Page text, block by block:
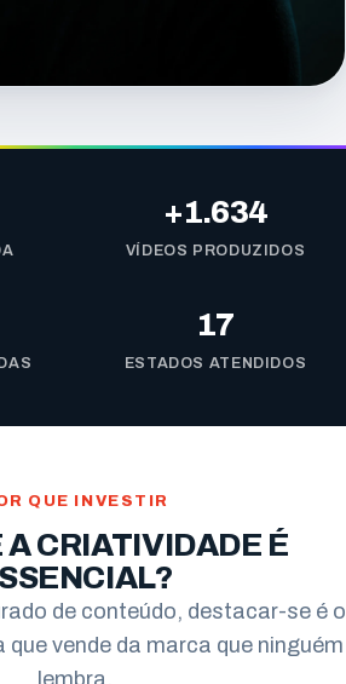
+1.634
VÍDEOS PRODUZIDOS
17
ESTADOS ATENDIDOS
QUE INVESTIR
A CRIATIVIDADE É
de conteúdo, destacar-se é o
que vende da marca que ninguém